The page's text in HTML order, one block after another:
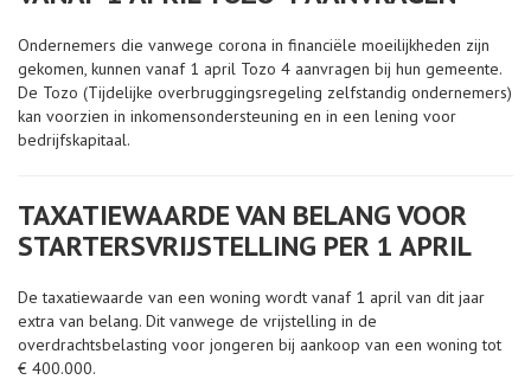
Ondernemers die vanwege corona in financiële moeilijkheden zijn
gekomen, kunnen vanaf 1 april Tozo 4 aanvragen bij hun gemeente.
De Tozo (Tijdelijke overbruggingsregeling zelfstandig ondernemers)
kan voorzien in inkomensondersteuning en in een lening voor
bedrijfskapitaal.
TAXATIEWAARDE VAN BELANG VOOR
STARTERSVRIJSTELLING PER 1 APRIL
De taxatiewaarde van een woning wordt vanaf 1 april van dit jaar
extra van belang. Dit vanwege de vrijstelling in de
overdrachtsbelasting voor jongeren bij aankoop van een woning tot
€ 400.000.